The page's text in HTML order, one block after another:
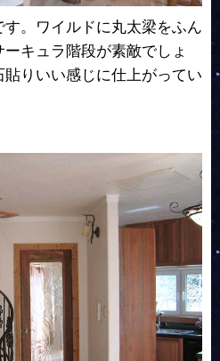
。ワイルドに丸太梁をふん
キュラ階段が素敵でしょ
りいい感じに仕上がってい